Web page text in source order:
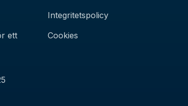
ett
Integritetspolicy
Cookies